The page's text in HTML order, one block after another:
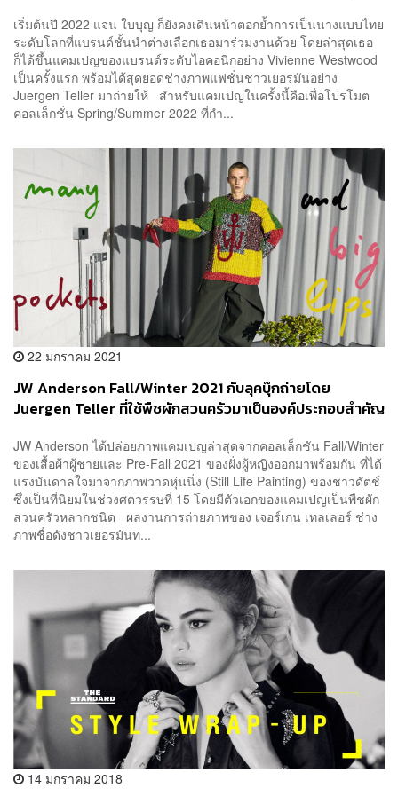
เริ่มต้นปี 2022 แจน ใบบุญ ก็ยังคงเดินหน้าตอกย้ำการเป็นนางแบบไทย
ระดับโลกที่แบรนด์ชั้นนำต่างเลือกเธอมาร่วมงานด้วย โดยล่าสุดเธอ
ก็ได้ขึ้นแคมเปญของแบรนด์ระดับไอคอนิกอย่าง Vivienne Westwood
เป็นครั้งแรก พร้อมได้สุดยอดช่างภาพแฟชั่นชาวเยอรมันอย่าง
Juergen Teller มาถ่ายให้ สำหรับแคมเปญในครั้งนี้คือเพื่อโปรโมต
คอลเล็กชั่น Spring/Summer 2022 ที่กำ...
22 มกราคม 2021
JW Anderson Fall/Winter 2021 กับลุคบุ๊กถ่ายโดย
Juergen Teller ที่ใช้พืชผักสวนครัวมาเป็นองค์ประกอบสำคัญ
JW Anderson ได้ปล่อยภาพแคมเปญล่าสุดจากคอลเล็กชัน Fall/Winter
ของเสื้อผ้าผู้ชายและ Pre-Fall 2021 ของฝั่งผู้หญิงออกมาพร้อมกัน ที่ได้
แรงบันดาลใจมาจากภาพวาดหุ่นนิ่ง (Still Life Painting) ของชาวดัตช์
ซึ่งเป็นที่นิยมในช่วงศตวรรษที่ 15 โดยมีตัวเอกของแคมเปญเป็นพืชผัก
สวนครัวหลากชนิด ผลงานการถ่ายภาพของ เจอร์เกน เทลเลอร์ ช่าง
ภาพชื่อดังชาวเยอรมันท...
14 มกราคม 2018